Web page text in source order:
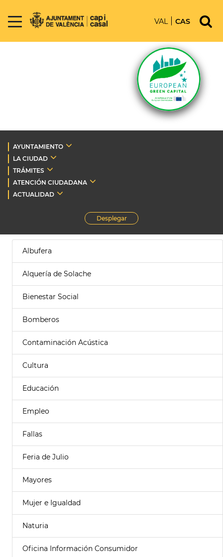
VAL CAS
AYUNTAMIENTO
LA CIUDAD
TRÁMITES
ATENCIÓN CIUDADANA
ACTUALIDAD
Desplegar
Albufera
Alquería de Solache
Bienestar Social
Bomberos
Contaminación Acústica
Cultura
Educación
Empleo
Fallas
Feria de Julio
Mayores
Mujer e Igualdad
Naturia
Oficina Información Consumidor